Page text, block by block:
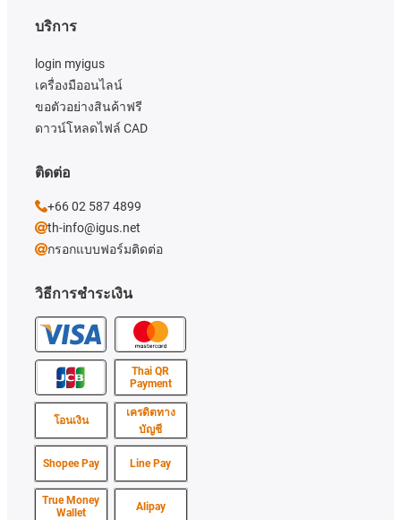
วิธีการชำระเงิน
Thai QR
Payment
โอนเงิน
เครดิตทาง
บัญชี
Shopee Pay Line Pay
True Money
Wallet
Alipay
บริการ
login myigus
เครื่องมืออนไลน์
ขอตัวอย่างสินค้าฟรี
ดาวน์โหลดไฟล์ CAD
ติดต่อ
+66 02 587 4899
th-info@igus.net
กรอกแบบฟอร์มติดต่อ